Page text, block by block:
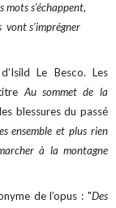
mots s’échappent,
vont s’imprégner
Le Besco. Les
titreAu sommet de la
blessures du passé
ensemble et plus rien
à la montagne
de l’opus : "Des